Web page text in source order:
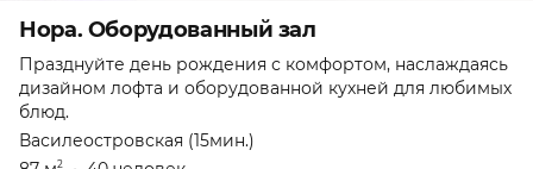
Нора. Оборудованный зал
Празднуйте день рождения с комфортом, наслаждаясь
дизайном лофта и оборудованной кухней для любимых
блюд.
Василеостровская (15мин.)
2